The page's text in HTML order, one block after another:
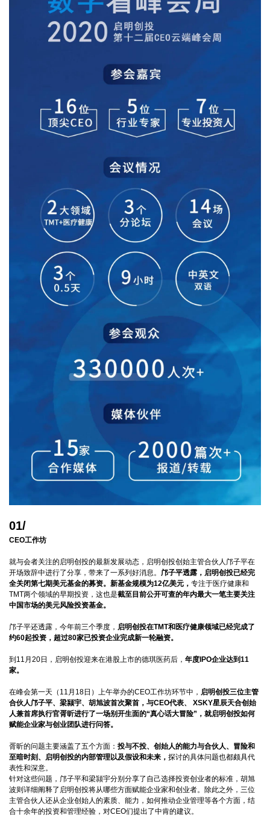
01/
CEO工作坊
就与会者关注的启明创投的最新发展动态，启明创投创始主管合伙人邝子平在
开场致辞中进行了分享，带来了一系列好消息。 邝子平透露，启明创投已经完
全关闭第七期美元基金的募资。新基金规模为12亿美元， 专注于医疗健康和
TMT两个领域的早期投资，这也是截至目前公开可查的年内最大一笔主要关注
中国市场的美元风险投资基金。
邝子平还透露，今年前三个季度， 启明创投在TMT和医疗健康领域已经完成了
约60起投资，超过80家已投资企业完成新一轮融资。
到11月20日，启明创投迎来在港股上市的德琪医药后， 年度IPO企业达到11
家。
在峰会第一天（11月18日）上午举办的CEO工作坊环节中， 启明创投三位主管
合伙人邝子平、梁颕宇、胡旭波首次聚首，与CEO代表、 XSKY星辰天合创始
人兼首席执行官胥昕进行了一场别开生面的“真心话大冒险”，就启明创投如何
赋能企业家与创业团队进行问答。
胥昕的问题主要涵盖了五个方面： 投与不投、创始人的能力与合伙人、冒险和
至暗时刻、启明创投的内部管理以及假设和未来， 探讨的具体问题也都颇具代
表性和深意。
针对这些问题，邝子平和梁颕宇分别分享了自己选择投资创业者的标准，胡旭
波则详细阐释了启明创投将从哪些方面赋能企业家和创业者。除此之外，三位
主管合伙人还从企业创始人的素质、能力，如何推动企业管理等各个方面，结
合十余年的投资和管理经验，对CEO们提出了中肯的建议。